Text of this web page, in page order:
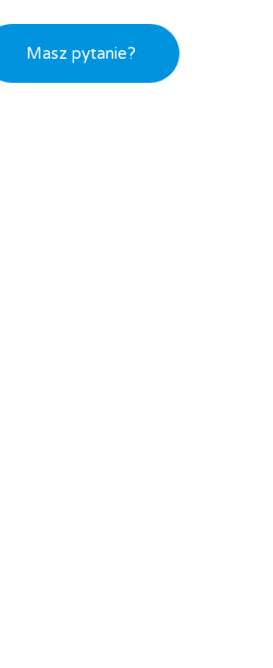
Masz pytanie?